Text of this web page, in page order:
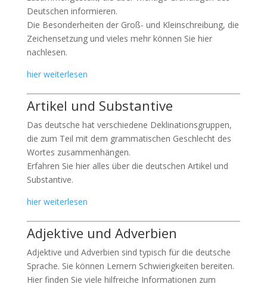
Deutschen informieren.
Die Besonderheiten der Groß- und Kleinschreibung, die
Zeichensetzung und vieles mehr können Sie hier
nachlesen.
hier weiterlesen
Artikel und Substantive
Das deutsche hat verschiedene Deklinationsgruppen,
die zum Teil mit dem grammatischen Geschlecht des
Wortes zusammenhängen.
Erfahren Sie hier alles über die deutschen Artikel und
Substantive.
hier weiterlesen
Adjektive und Adverbien
Adjektive und Adverbien sind typisch für die deutsche
Sprache. Sie können Lernern Schwierigkeiten bereiten.
Hier finden Sie viele hilfreiche Informationen zum